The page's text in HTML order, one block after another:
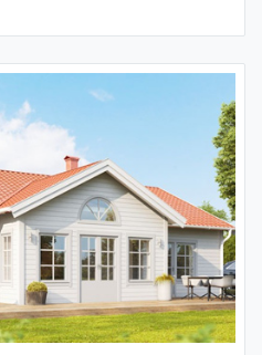
fönster. Huset blir extra
svarta fönster och dörrar.
kulör- och materialalternativ
byggplatsen.